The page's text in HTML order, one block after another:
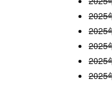
2025
2025
2025
2025
2025